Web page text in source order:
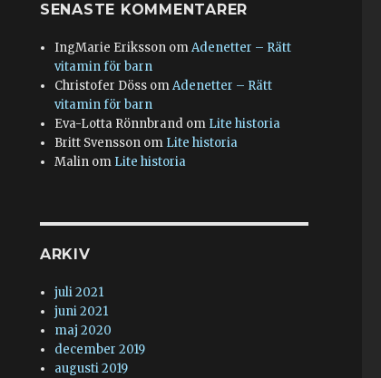
SENASTE KOMMENTARER
IngMarie Eriksson omAdenetter – Rätt
vitamin för barn
Christofer Döss omAdenetter – Rätt
vitamin för barn
Eva-Lotta Rönnbrand om Lite historia
Britt Svensson om Lite historia
Malin om Lite historia
ARKIV
juli 2021
juni 2021
maj 2020
december 2019
augusti 2019